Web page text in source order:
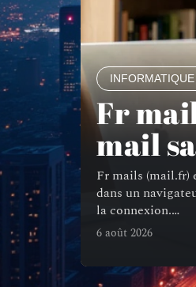
INFORMATIQUE
Fr
mail
Fr mails (mail.fr)
dans un
la connexion.…
6 août 2026